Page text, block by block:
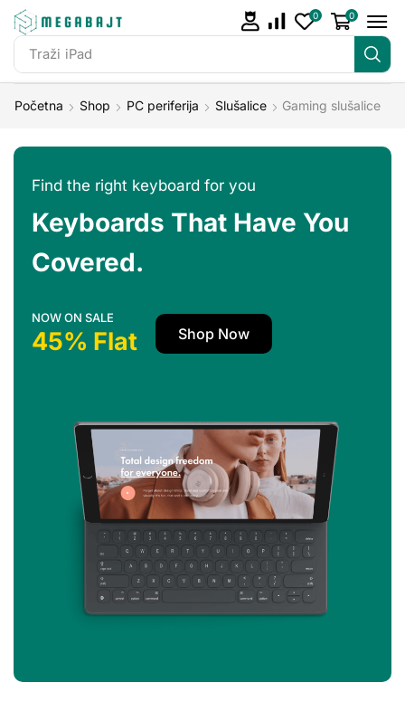
Traži iPad
0 0
Početna Shop PC periferija Slušalice Gaming slušalice
Find the right keyboard for you
Keyboards That Have You
Covered.
NOW ON SALE
45% Flat Shop Now